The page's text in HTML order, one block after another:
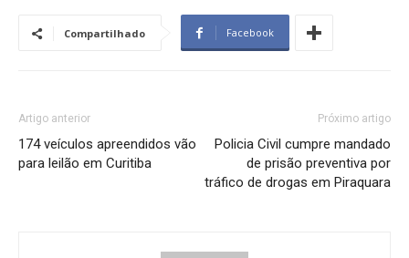
Compartilhado Facebook
Artigo anterior
174 veículos apreendidos vão
para leilão em Curitiba
Próximo artigo
Policia Civil cumpre mandado
de prisão preventiva por
tráfico de drogas em Piraquara